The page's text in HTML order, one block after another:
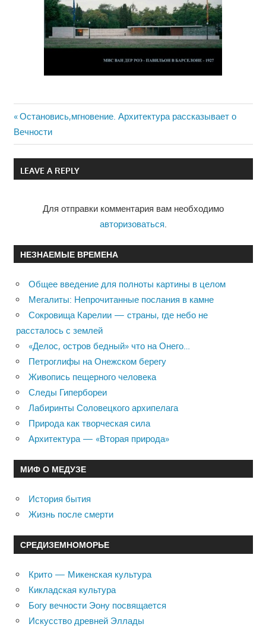
Навигация
по
записям
Previous
Post:
Остановись,мгновение. Архитектура рассказывает о
Вечности
LEAVE A REPLY
Для отправки комментария вам необходимо
авторизоваться
НЕЗНАЕМЫЕ ВРЕМЕНА
Общее введение для полноты картины в целом
Мегалиты: Непрочитанные послания в камне
Сокровища Карелии — страны, где небо не
рассталось с землей
«Делос, остров бедный» что на Онего…
Петроглифы на Онежском берегу
Живопись пещерного человека
Следы Гипербореи
Лабиринты Соловецкого архипелага
Природа как творческая сила
Архитектура — «Вторая природа»
МИФ О МЕДУЗЕ
История бытия
Жизнь после смерти
СРЕДИЗЕМНОМОРЬЕ
Крито — Микенская культура
Кикладская культура
Богу вечности Эону посвящается
Искусство древней Эллады